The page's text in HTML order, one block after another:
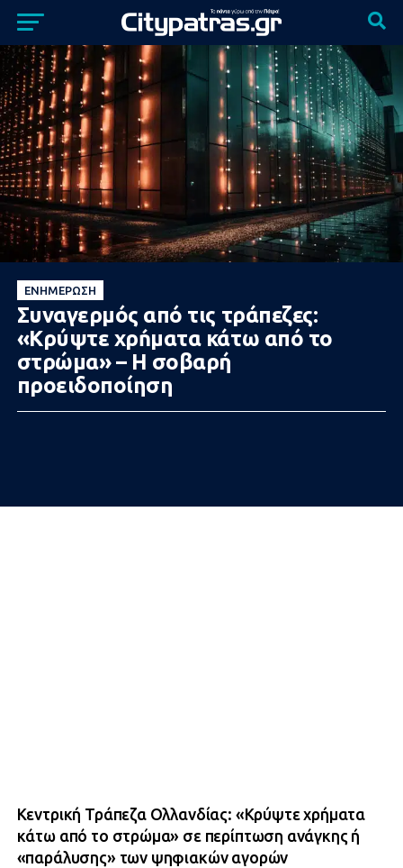
ΕΝΗΜΈΡΩΣΗ
Συναγερμός από τις τράπεζες:
«Κρύψτε χρńματα κάτω από το
στρώμα» – Η σοβαρή
προειδοποίηση
Κεντρική Τράπεζα Ολλανδίας: «Κρύψτε χρήματα
κάτω από το στρώμα» σε περίπτωση ανάγκης ή
«παράλυσης» των ψηφιακών αγορών